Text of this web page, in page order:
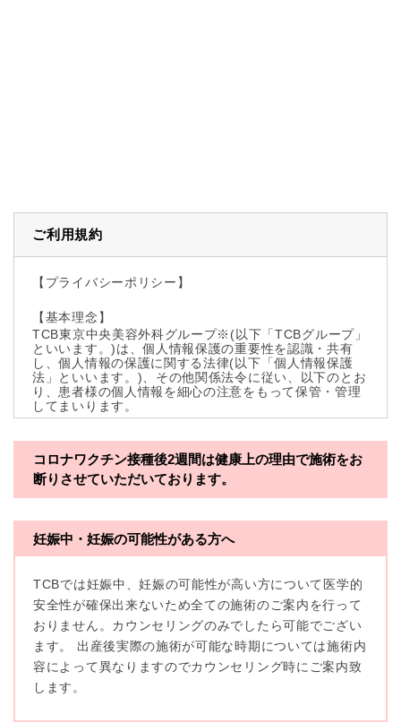
ご利用規約
【プライバシーポリシー】
【基本理念】
TCB東京中央美容外科グループ※(以下「TCBグループ」
といいます。)は、個人情報保護の重要性を認識・共有
し、個人情報の保護に関する法律(以下「個人情報保護
法」といいます。)、その他関係法令に従い、以下のとお
り、患者様の個人情報を細心の注意をもって保管・管理
してまいります。
※TCBグループとは以下を総称していいます。
・一般社団法人メディカルアライアンス
・医療法人社団メディカルフロンティア
【定義】
本プライバシーポリシーにおいて「個人情報」とは、生
存する個人に関する情報であって、当該情報に含まれる
氏名、生年月日その他の記述等により特定の個人を識別
できるもの又は個人識別符号（個人情報保護委員会の政
令に準じます。）が含まれるものをいいます。
収集した患者様に関する情報には、単独のままでは特定
コロナワクチン接種後2週間は健康上の理由で施術をお
断りさせていただいております。
妊娠中・妊娠の可能性がある方へ
TCBでは妊娠中、妊娠の可能性が高い方について医学的
安全性が確保出来ないため全ての施術のご案内を行って
おりません。カウンセリングのみでしたら可能でござい
ます。 出産後実際の施術が可能な時期については施術内
容によって異なりますのでカウンセリング時にご案内致
します。